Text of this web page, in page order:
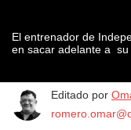
El entrenador de
en sacar adelante a su
Editado por